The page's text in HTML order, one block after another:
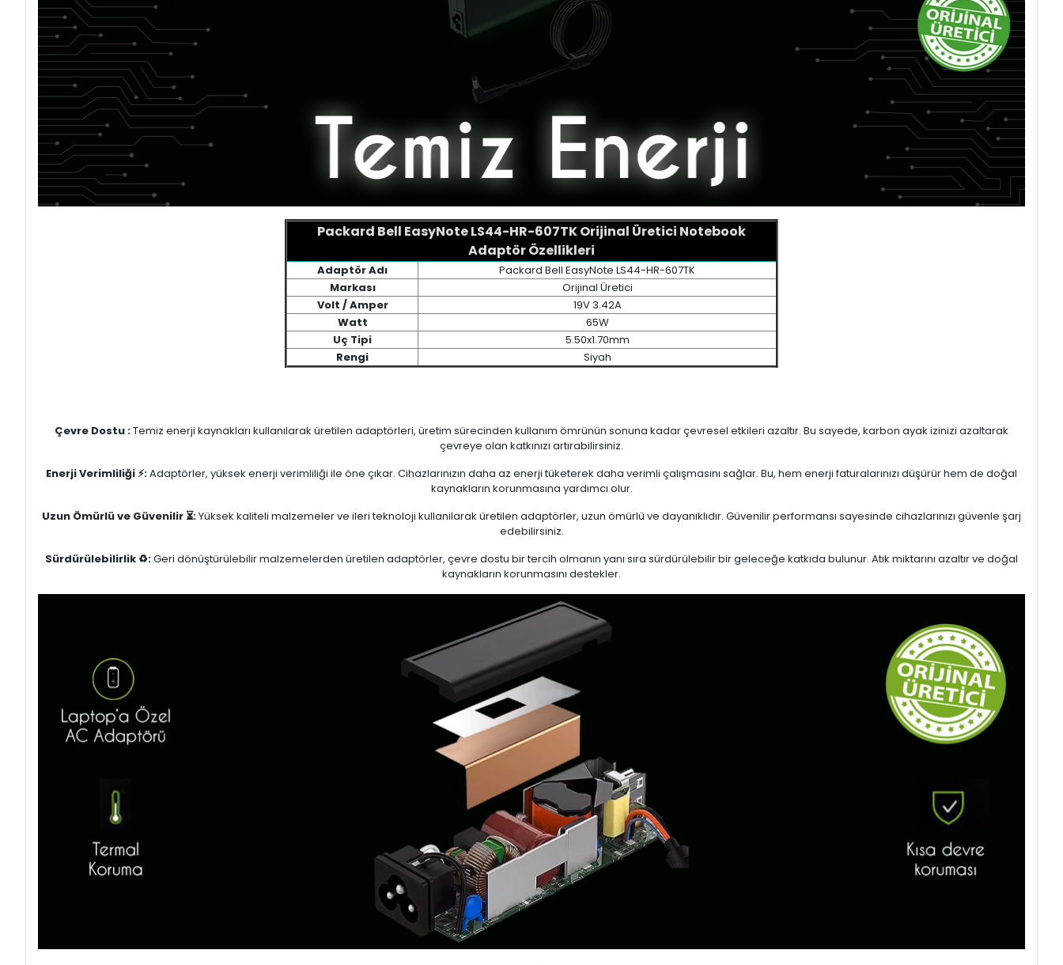
Packard Bell EasyNote LS44-HR-607TK Orijinal Üretici Notebook
Adaptör Özellikleri
Adaptör Adı
Packard Bell EasyNote LS44-HR-607TK
Markası
Orijinal Üretici
Volt / Amper
19V 3.42A
Watt
65W
Uç Tipi
5.50x1.70mm
Rengi
Siyah
Çevre Dostu :Temiz enerji kaynakları kullanılarak üretilen adaptörleri, üretim sürecinden kullanım ömrünün sonuna kadar çevresel etkileri azaltır. Bu sayede, karbon ayak izinizi azaltarak
çevreye olan katkınızı artırabilirsiniz.
Enerji Verimliliği ⚡:Adaptörler, yüksek enerji verimliliği ile öne çıkar. Cihazlarınızın daha az enerji tüketerek daha verimli çalışmasını sağlar. Bu, hem enerji faturalarınızı düşürür hem de doğal
kaynakların korunmasına yardımcı olur.
Uzun Ömürlü ve Güvenilir ⏳:Yüksek kaliteli malzemeler ve ileri teknoloji kullanılarak üretilen adaptörler, uzun ömürlü ve dayanıklıdır. Güvenilir performansı sayesinde cihazlarınızı güvenle şarj
edebilirsiniz.
Sürdürülebilirlik ♻️:Geri dönüştürülebilir malzemelerden üretilen adaptörler, çevre dostu bir tercih olmanın yanı sıra sürdürülebilir bir geleceğe katkıda bulunur. Atık miktarını azaltır ve doğal
kaynakların korunmasını destekler.